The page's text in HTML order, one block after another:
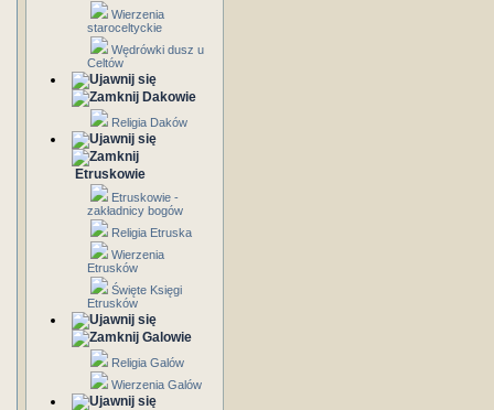
Wierzenia
staroceltyckie
Wędrówki dusz u
Celtów
Dakowie
Religia Daków
Etruskowie
Etruskowie -
zakładnicy bogów
Religia Etruska
Wierzenia
Etrusków
Święte Księgi
Etrusków
Galowie
Religia Galów
Wierzenia Galów